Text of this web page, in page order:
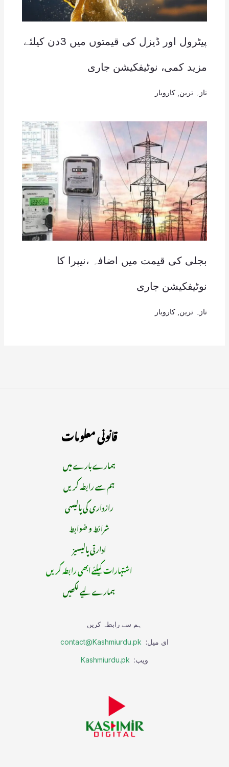
پیٹرول اور ڈیزل کی قیمتوں میں 3دن کیلئے
مزید کمی، نوٹیفکیشن جاری
تازہ ترین کاروبار
بجلی کی قیمت میں اضافہ ،نیپرا کا
نوٹیفکیشن جاری
تازہ ترین کاروبار
قانونی معلومات
ہمارے بارے میں
ہم سے رابطہ کریں
رازداری کی پالیسی
شرائط و ضوابط
ادارتی پالیسیز
اشتہارات کیلئے ابھی رابطہ کریں
ہمارے لیے لکھیں
ہم سے رابطہ کریں
ای میل: contact@Kashmiurdu.pk
ویب: Kashmiurdu.pk